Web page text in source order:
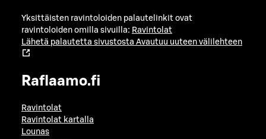
Yksittäisten ravintoloiden palautelinkit ovat
ravintoloiden omilla sivuilla: Ravintolat
Lähetä palautetta sivustosta Avautuu uuteen välilehteen
Raflaamo.fi
Ravintolat
Ravintolat kartalla
Lounas